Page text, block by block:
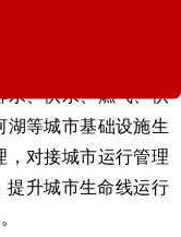
能监测仪器和大数
基站、云端平台等
水、供水、燃气、供
湖等城市基础设施生
，对接城市运行管理
提升城市生命线运行